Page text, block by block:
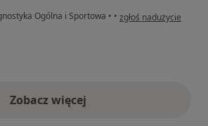
Ogólna i Sportowa • • w opinii użytkownika
zgłoś nadużycie
Zobacz więcejopinie powyżej